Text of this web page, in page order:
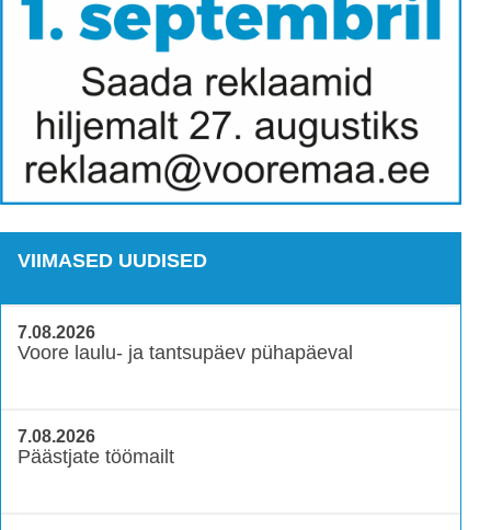
VIIMASED UUDISED
7.08.2026
Voore laulu- ja tantsupäev pühapäeval
7.08.2026
Päästjate töömailt